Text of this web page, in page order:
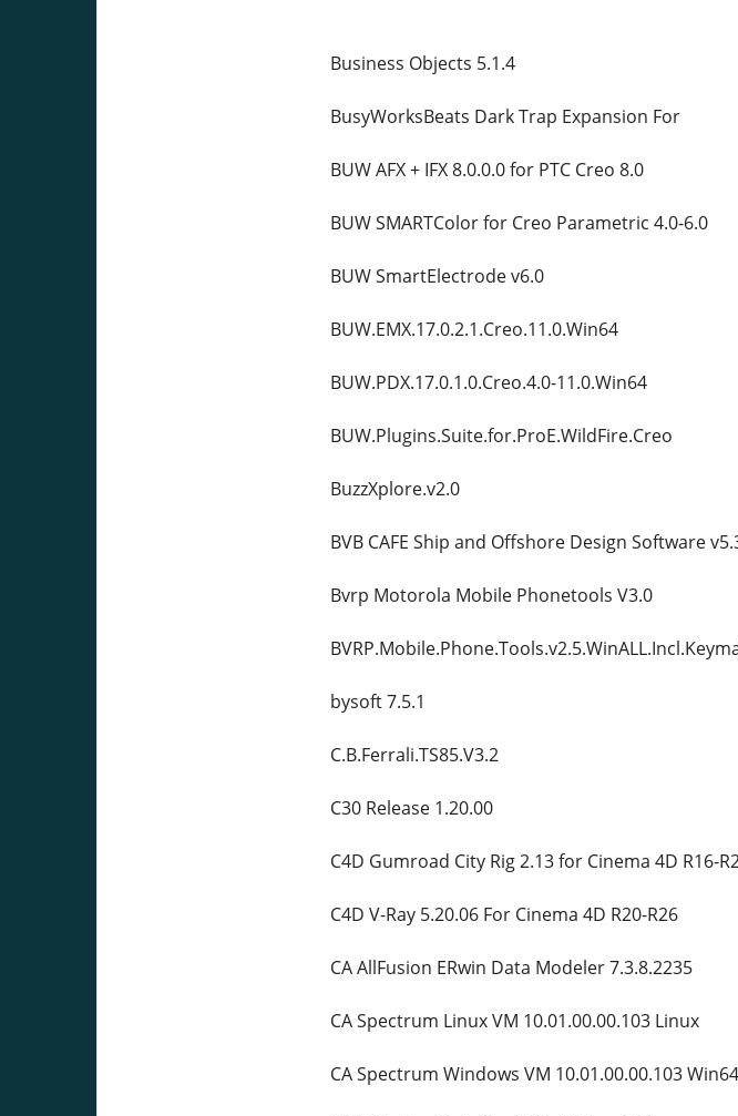
Business Objects 5.1.4
BusyWorksBeats Dark Trap Expansion For
BUW AFX + IFX 8.0.0.0 for PTC Creo 8.0
BUW SMARTColor for Creo Parametric 4.0-6.0
BUW SmartElectrode v6.0
BUW.EMX.17.0.2.1.Creo.11.0.Win64
BUW.PDX.17.0.1.0.Creo.4.0-11.0.Win64
BUW.Plugins.Suite.for.ProE.WildFire.Creo
BuzzXplore.v2.0
BVB CAFE Ship and Offshore Design Software
Bvrp Motorola Mobile Phonetools V3.0
bysoft 7.5.1
C.B.Ferrali.TS85.V3.2
C30 Release 1.20.00
C4D Gumroad City Rig 2.13 for Cinema 4D R16-
C4D V-Ray 5.20.06 For Cinema 4D R20-R26
CA AllFusion ERwin Data Modeler 7.3.8.2235
CA Spectrum Linux VM 10.01.00.00.103 Linux
CA Spectrum Windows VM 10.01.00.00.103 Win64